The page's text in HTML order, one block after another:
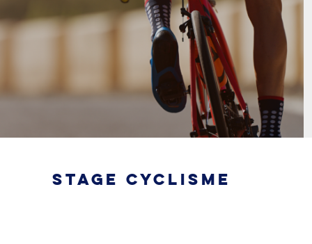
STAGE CYCLISME